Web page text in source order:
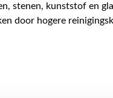
stenen, kunststof en
door hogere